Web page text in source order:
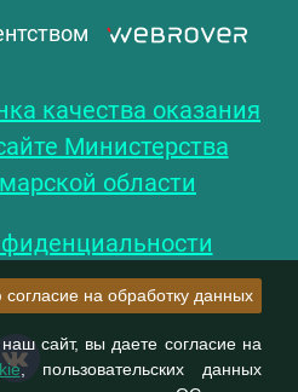
качества оказания
Министерства
области
на обработку данных
сайт, вы даете согласие на
, пользовательских данных